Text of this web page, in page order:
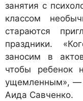
занятия с
классом
стараются
праздники.
заносим в
чтобы ребенок
ущемленным», —
Аида Савченко.